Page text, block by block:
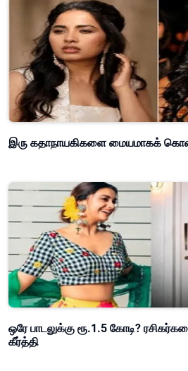
இரு கதாநாயகிகளை மையமாகக்
ஒரே பாடலுக்கு ரூ.1.5 கோடி?
கீர்த்தி